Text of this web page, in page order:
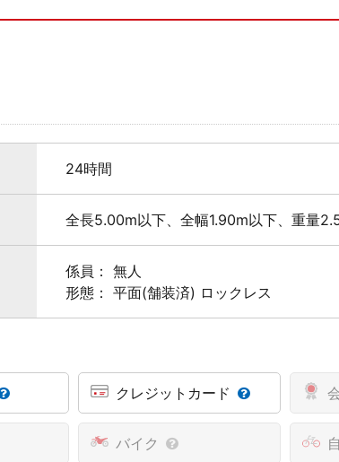
24時間
全長5.00m以下、全幅1.90m以下、重量
係員： 無人
形態： 平面(舗装済) ロックレス
クレジットカード
バイク